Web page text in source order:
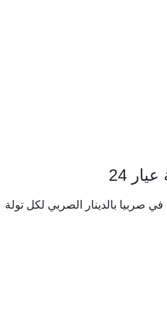
24
التاريخية في صربيا بالدينار الصربي لكل تولة